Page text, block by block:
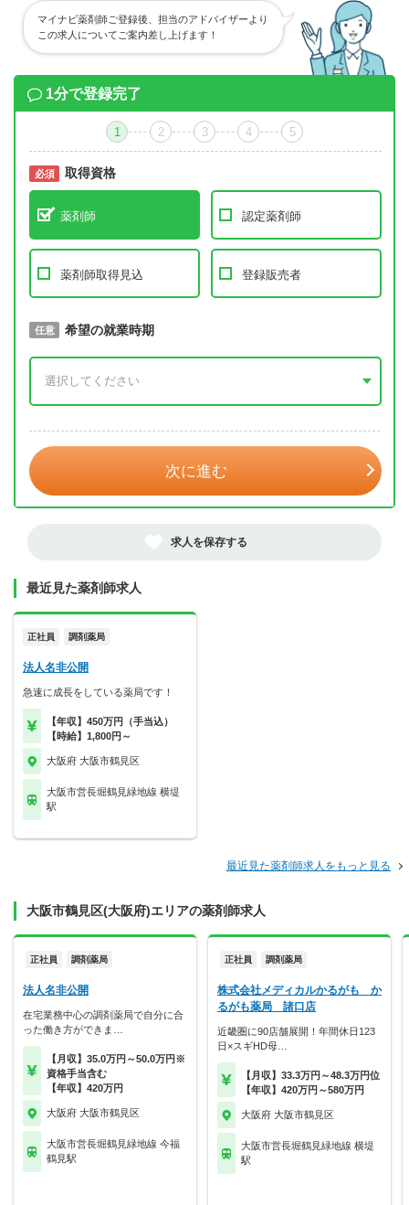
マイナビ薬剤師ご登録後、担当のアドバイザーより
この求人についてご案内差し上げます！
1分で登録完了
1 2 3 4 5
必須 取得資格
薬剤師 認定薬剤師
薬剤師取得見込 登録販売者
必須 取得予定年
任意 希望の就業時期
次に進む
求人を保存する
最近見た薬剤師求人
正社員 調剤薬局
法人名非公開
急速に成長をしている薬局です！
【年収】450万円（手当込）
【時給】1,800円～
大阪府 大阪市鶴見区
大阪市営長堀鶴見緑地線 横堤
駅
最近見た薬剤師求人をもっと見る
大阪市鶴見区(大阪府)エリアの薬剤師求人
正社員 調剤薬局
法人名非公開
在宅業務中心の調剤薬局で自分に合
った働き方ができま…
【月収】35.0万円～50.0万円※
資格手当含む
【年収】420万円
大阪府 大阪市鶴見区
大阪市営長堀鶴見緑地線 今福
鶴見駅
正社員 調剤薬局
株式会社メディカルかるがも か
るがも薬局 諸口店
近畿圏に90店舗展開！年間休日123
日×スギHD母…
【月収】33.3万円～48.3万円位
【年収】420万円～580万円
大阪府 大阪市鶴見区
大阪市営長堀鶴見緑地線 横堤
駅